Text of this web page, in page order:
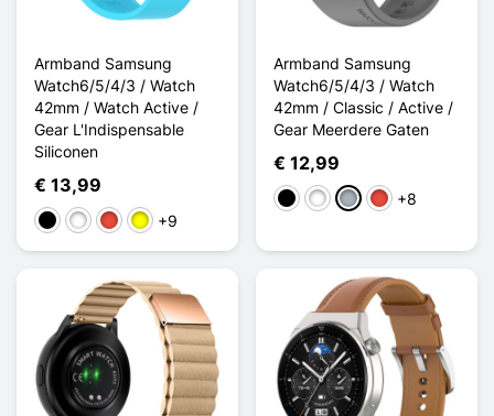
Armband Samsung
Watch6/5/4/3 / Watch
42mm / Watch Active /
Gear L'Indispensable
Siliconen
€ 13,99
ZwartWit RoodGeel+9
Armband Samsung
Watch6/5/4/3 / Watch
42mm / Classic / Active /
Gear Meerdere Gaten
€ 12,99
ZwartWit GrijsRood+8